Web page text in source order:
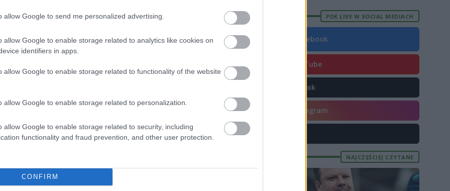
allow Google to send me personalized advertising.
allow Google to enable storage related to analytics like cookies on
identifiers in apps.
allow Google to enable storage related to functionality of the website
allow Google to enable storage related to personalization.
allow Google to enable storage related to security, including
functionality and fraud prevention, and other user protection.
CONFIRM
22 26-3
16-17
7 22-11
7 16 5 1 19-8
7 16 5 1 1 19-14
PDK LIVE W SOCIAL MEDIACH
Facebook
YouTube
TikTok
Instagram
NAJCZĘŚCIEJ CZYTANE